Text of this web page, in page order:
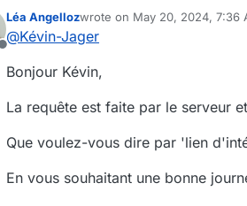
Je souhaiterais faire
GoFAST regroupant
dans lequel les
d'accompagnement,
plateforme de vidéos.
ce qui ne nous arrange
Le fonctionnement de
Offline
Léa Angellozwrote on May 20, 2024, 7:36
last edited by
@Kévin-Jager
Bonjour Kévin,
La requête est faite par le serveur
Que voulez-vous dire par 'lien
En vous souhaitant une bonne